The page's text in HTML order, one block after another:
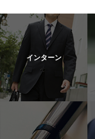
インターン